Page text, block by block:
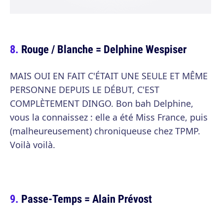
Rouge / Blanche = Delphine Wespiser
MAIS OUI EN FAIT C'ÉTAIT UNE SEULE ET MÊME
PERSONNE DEPUIS LE DÉBUT, C'EST
COMPLÈTEMENT DINGO. Bon bah Delphine,
vous la connaissez : elle a été Miss France, puis
(malheureusement) chroniqueuse chez TPMP.
Voilà voilà.
Passe-Temps = Alain Prévost